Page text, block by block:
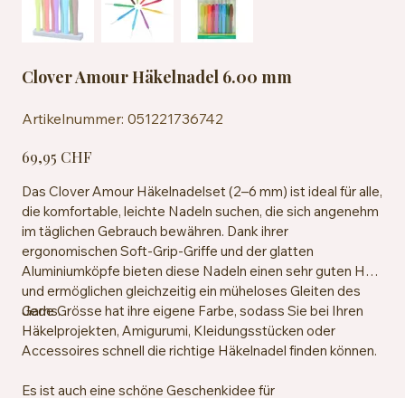
Clover Amour Häkelnadel 6.00 mm
Artikelnummer: 051221736742
051221736742
69,95 CHF
Das Clover Amour Häkelnadelset (2–6 mm) ist ideal für alle,
die komfortable, leichte Nadeln suchen, die sich angenehm
im täglichen Gebrauch bewähren. Dank ihrer
ergonomischen Soft-Grip-Griffe und der glatten
Aluminiumköpfe bieten diese Nadeln einen sehr guten Halt
und ermöglichen gleichzeitig ein müheloses Gleiten des
Garns.
Jede Grösse hat ihre eigene Farbe, sodass Sie bei Ihren
Häkelprojekten, Amigurumi, Kleidungsstücken oder
Accessoires schnell die richtige Häkelnadel finden können.
Es ist auch eine schöne Geschenkidee für